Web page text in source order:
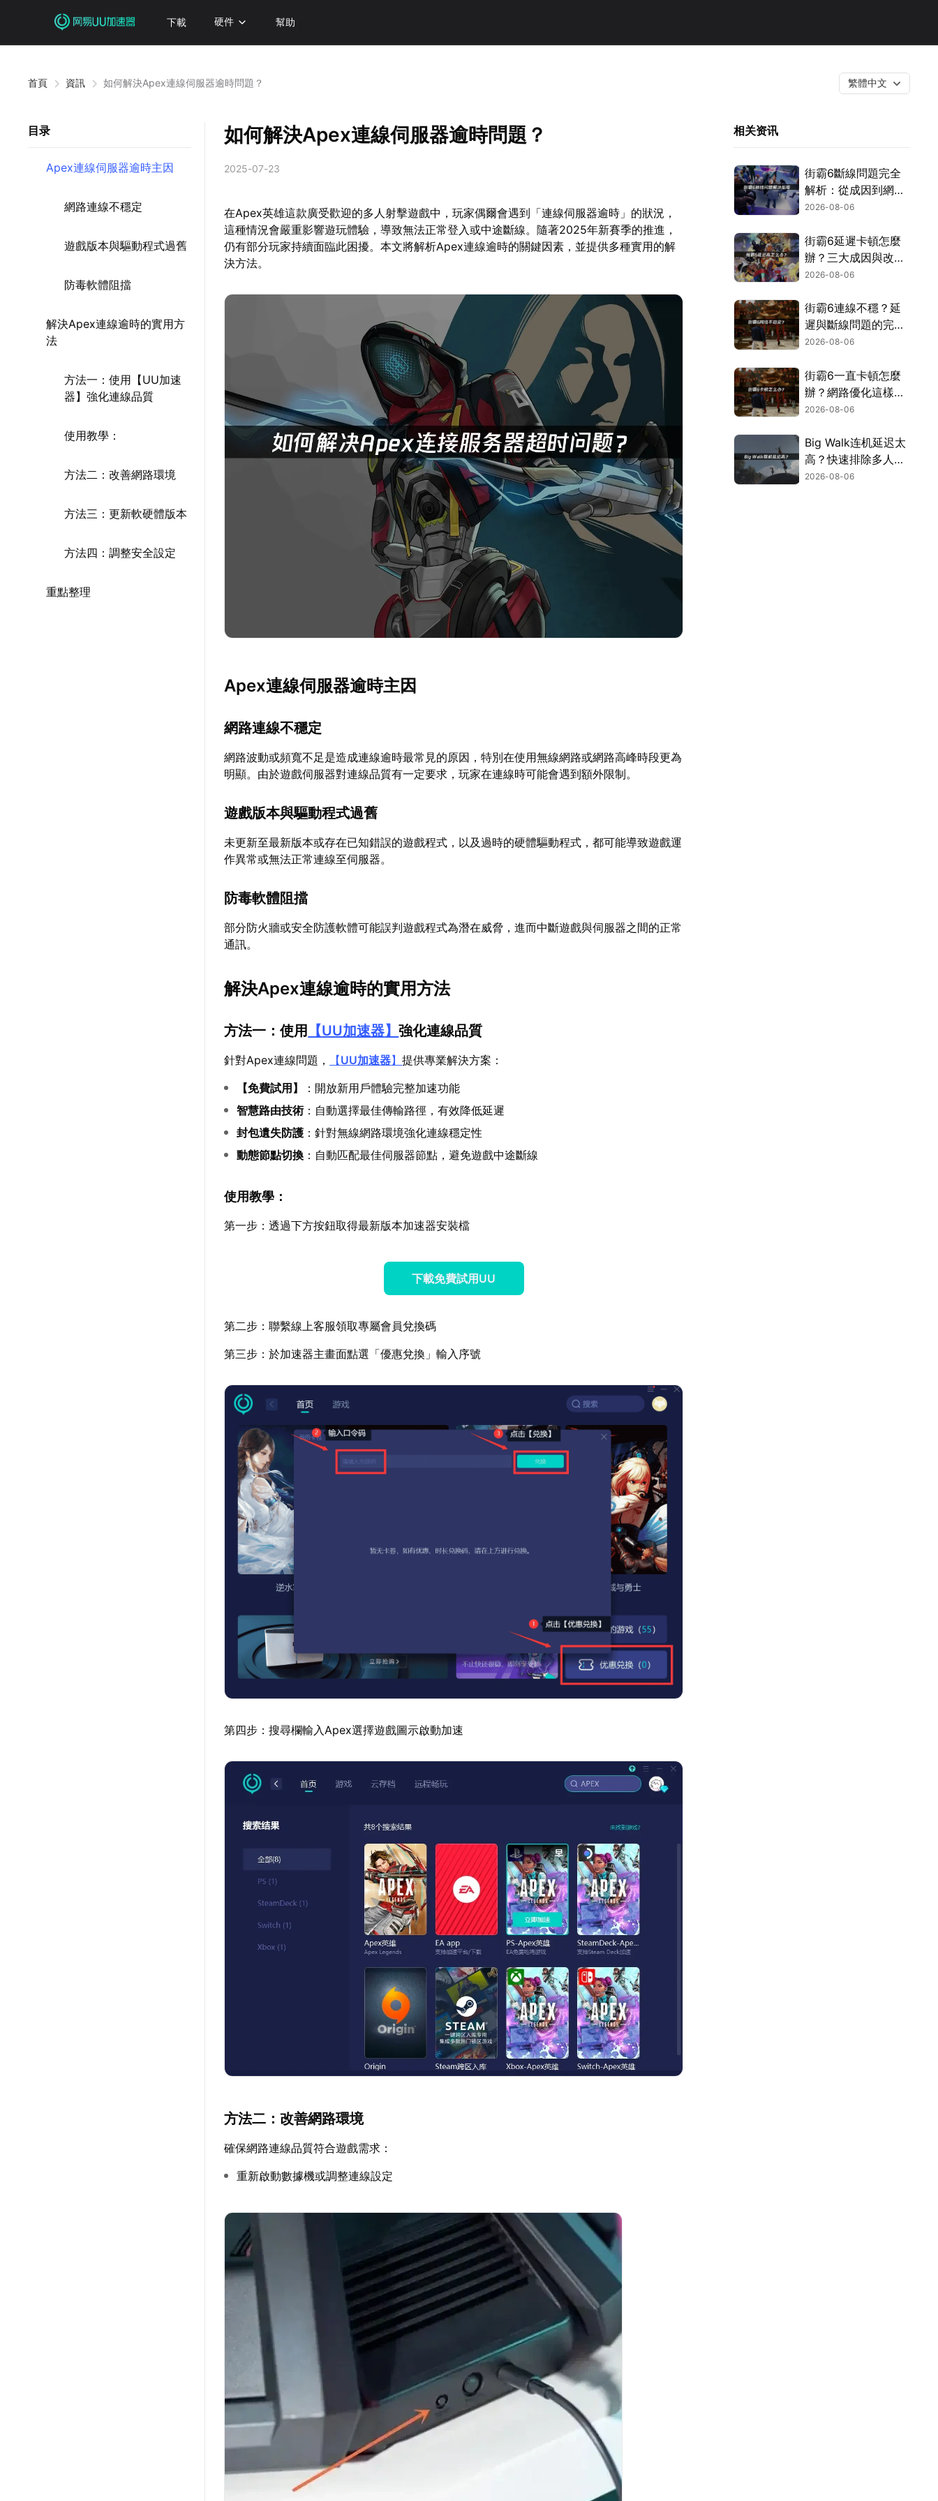
下載 硬件 幫助
首頁 資訊 如何解決Apex連線伺服器逾時問題？ 繁體中文
目录
Apex連線伺服器逾時主因
網路連線不穩定
遊戲版本與驅動程式過舊
防毒軟體阻擋
解決Apex連線逾時的實用方
法
方法一：使用【UU加速
器】強化連線品質
使用教學：
方法二：改善網路環境
方法三：更新軟硬體版本
方法四：調整安全設定
重點整理
如何解決Apex連線伺服器逾時問題？
2025-07-23
在Apex英雄這款廣受歡迎的多人射擊遊戲中，玩家偶爾會遇到「連線伺服器逾時」的狀況，
這種情況會嚴重影響遊玩體驗，導致無法正常登入或中途斷線。隨著2025年新賽季的推進，
仍有部分玩家持續面臨此困擾。本文將解析Apex連線逾時的關鍵因素，並提供多種實用的解
決方法。
Apex連線伺服器逾時主因
網路連線不穩定
網路波動或頻寬不足是造成連線逾時最常見的原因，特別在使用無線網路或網路高峰時段更為
明顯。由於遊戲伺服器對連線品質有一定要求，玩家在連線時可能會遇到額外限制。
遊戲版本與驅動程式過舊
未更新至最新版本或存在已知錯誤的遊戲程式，以及過時的硬體驅動程式，都可能導致遊戲運
作異常或無法正常連線至伺服器。
防毒軟體阻擋
部分防火牆或安全防護軟體可能誤判遊戲程式為潛在威脅，進而中斷遊戲與伺服器之間的正常
通訊。
解決Apex連線逾時的實用方法
方法一：使用 【UU加速器】強化連線品質
針對Apex連線問題， 【UU加速器】提供專業解決方案：
【免費試用】
：開放新用戶體驗完整加速功能
智慧路由技術：自動選擇最佳傳輸路徑，有效降低延遲
封包遺失防護 ：針對無線網路環境強化連線穩定性
動態節點切換 ：自動匹配最佳伺服器節點，避免遊戲中途斷線
使用教學：
第一步：透過下方按鈕取得最新版本加速器安裝檔
下載免費試用UU
第二步：聯繫線上客服領取專屬會員兌換碼
第三步：於加速器主畫面點選「優惠兌換」輸入序號
第四步：搜尋欄輸入Apex選擇遊戲圖示啟動加速
方法二：改善網路環境
確保網路連線品質符合遊戲需求：
重新啟動數據機或調整連線設定
相关资讯
街霸6斷線問題完全
解析：從成因到網路
優化的實用攻略！
2026-08-06
街霸6延遲卡頓怎麼
辦？三大成因與改善
對策！
2026-08-06
街霸6連線不穩？延
遲與斷線問題的完整
解決指南！
2026-08-06
街霸6一直卡頓怎麼
辦？網路優化這樣解
決！
2026-08-06
Big Walk连机延迟太
高？快速排除多人游
玩卡顿困扰！
2026-08-06